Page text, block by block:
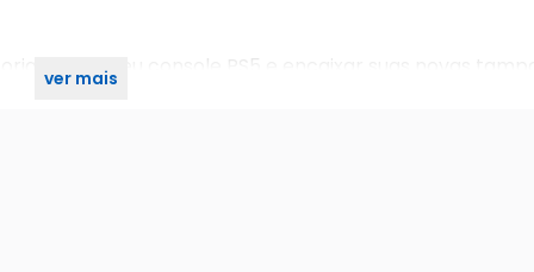
do seu console PS5 e encaixar suas novas
ver mais